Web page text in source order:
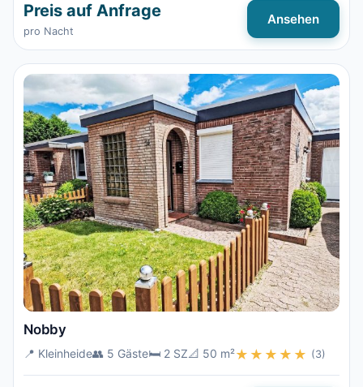
Preis auf Anfrage
pro Nacht
Ansehen
Nobby
📍 Kleinheide👥 5 Gäste🛏️ 2 SZ📐 50 m²★★★★★ (3)